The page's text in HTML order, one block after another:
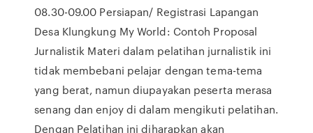
08.30-09.00 Persiapan/ Registrasi Lapangan
Desa Klungkung My World: Contoh Proposal
Jurnalistik Materi dalam pelatihan jurnalistik ini
tidak membebani pelajar dengan tema-tema
yang berat, namun diupayakan peserta merasa
senang dan enjoy di dalam mengikuti pelatihan.
Dengan Pelatihan ini diharapkan akan